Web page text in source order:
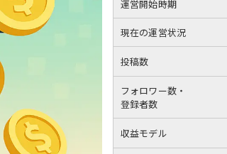
運営開始時期
現在の運営状況
投稿数
フォロワー数・
登録者数
収益モデル